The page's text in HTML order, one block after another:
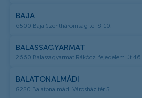
BAJA
6500 Baja Szentháromság tér 8-10.
BALASSAGYARMAT
2660 Balassagyarmat Rákóczi fejedelem út 46.
BALATONALMÁDI
8220 Balatonalmádi Városház tér 5.